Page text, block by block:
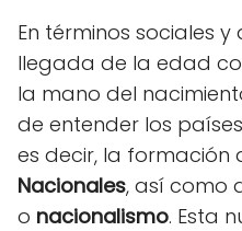
En términos sociales
llegada de la edad
la mano del
de entender los
es decir, la formación
Nacionales, así como
o nacionalismo. Esta